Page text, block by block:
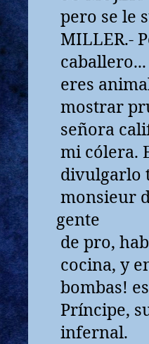
pero se le
MILLER.-
eres
mostrar
señora
mi cólera.
divulgarlo
monsieur
gente
de pro,
cocina, y
bombas!
Príncipe,
infernal.